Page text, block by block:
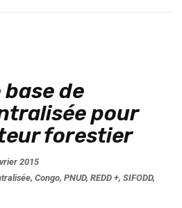
base de
pour
forestier
2015
, Congo, PNUD, REDD +, SIFODD,